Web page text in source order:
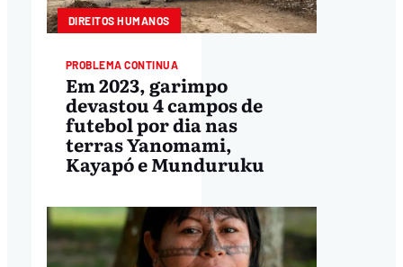
DIREITOS HUMANOS
PROBLEMA CONTINUA
Em 2023, garimpo
devastou 4 campos de
futebol por dia nas
terras Yanomami,
Kayapó e Munduruku